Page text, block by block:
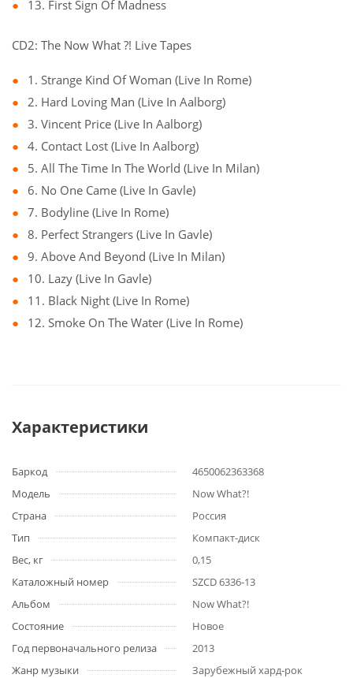
13. First Sign Of Madness
CD2: The Now What ?! Live Tapes
1. Strange Kind Of Woman (Live In Rome)
2. Hard Loving Man (Live In Aalborg)
3. Vincent Price (Live In Aalborg)
4. Contact Lost (Live In Aalborg)
5. All The Time In The World (Live In Milan)
6. No One Came (Live In Gavle)
7. Bodyline (Live In Rome)
8. Perfect Strangers (Live In Gavle)
9. Above And Beyond (Live In Milan)
10. Lazy (Live In Gavle)
11. Black Night (Live In Rome)
12. Smoke On The Water (Live In Rome)
Характеристики
Баркод
4650062363368
Модель
Now What?!
Страна
Россия
Тип
Компакт-диск
Вес, кг
0,15
Каталожный номер
SZCD 6336-13
Альбом
Now What?!
Состояние
Новое
Год первоначального релиза
2013
Жанр музыки
Зарубежный хард-рок